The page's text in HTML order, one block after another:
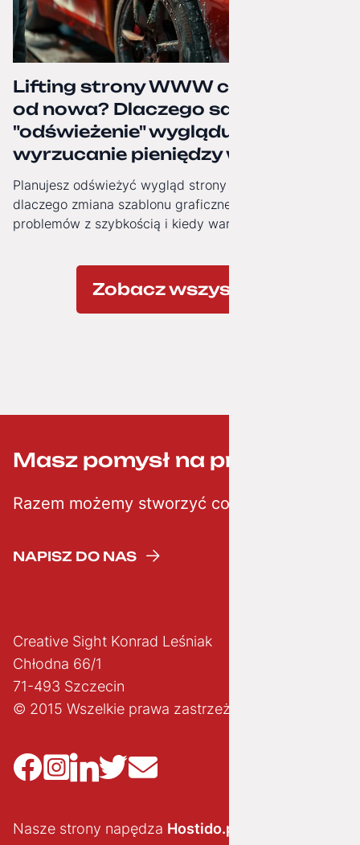
Lifting strony WWW czy budowa
od nowa? Dlaczego samo
"odświeżenie" wyglądu to często
wyrzucanie pieniędzy w błoto.
Planujesz odświeżyć wygląd strony firmowej? Zobacz,
dlaczego zmiana szablonu graficznego nie rozwiązuje
problemów z szybkością i kiedy warto zainwestować w
Zobacz wszystkie
Masz pomysł na projekt? ;-)
Razem możemy stworzyć coś kreatywnego
NAPISZ DO NAS
Creative Sight Konrad Leśniak
Chłodna 66/1
71-493 Szczecin
© 2015 Wszelkie prawa zastrzeżone
Nasze strony napędza Hostido.pl